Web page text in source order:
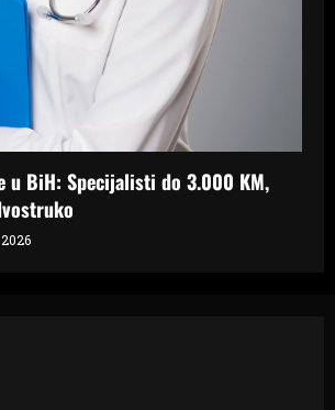
u BiH: Specijalisti do 3.000 KM,